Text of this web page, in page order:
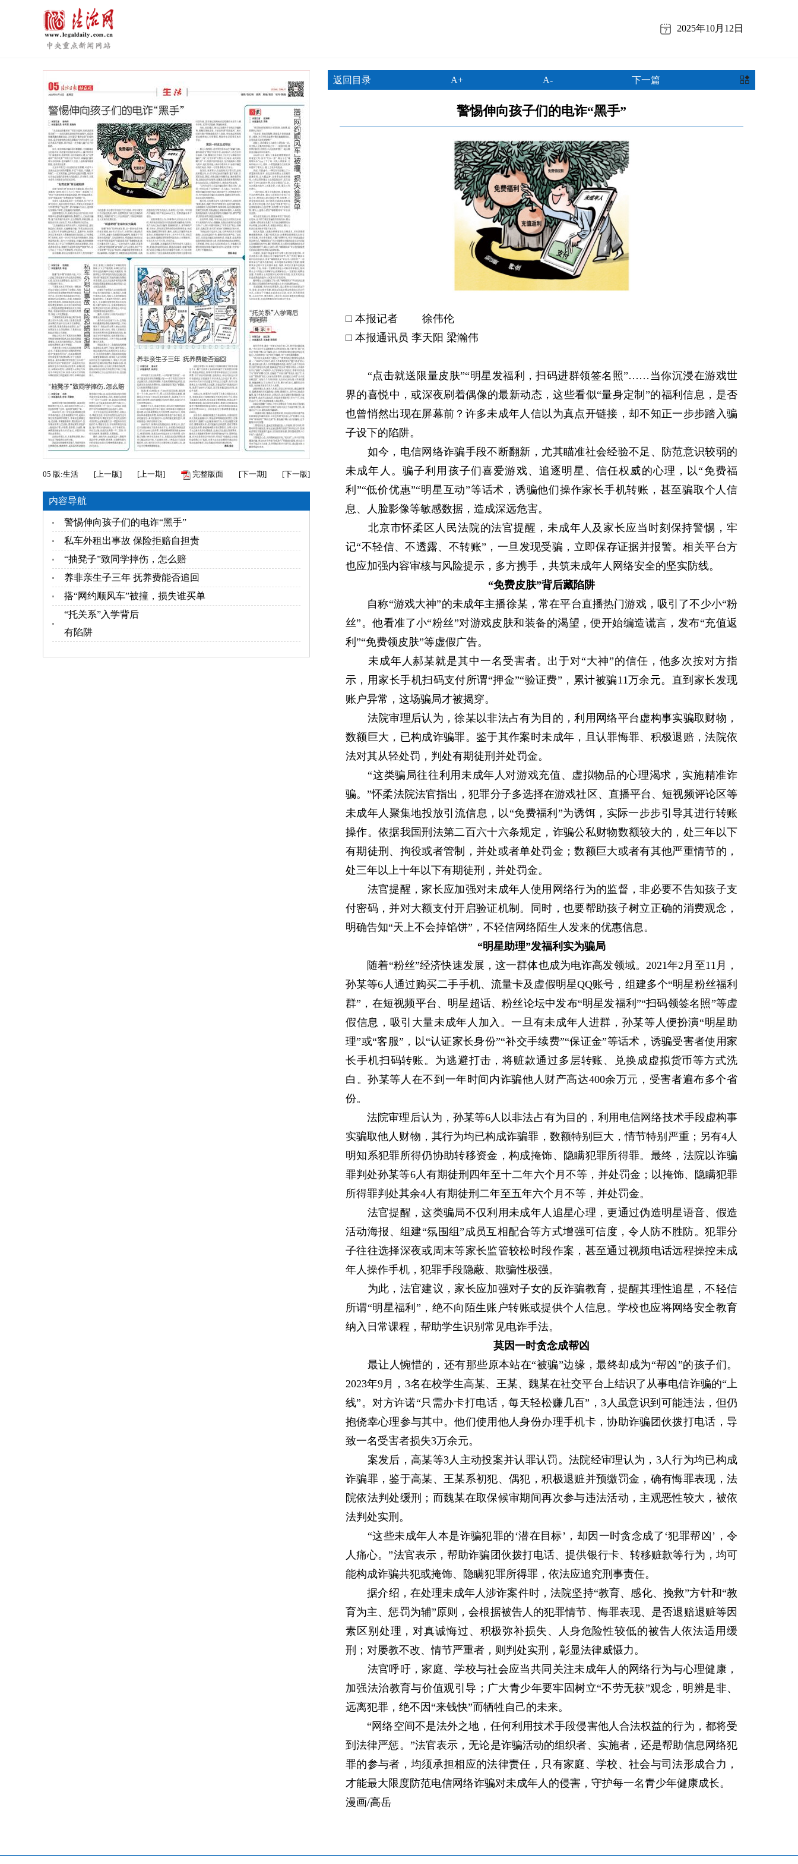
2025年10月12日
05 版:生活 [上一版] [上一期] 完整版面 [下一期] [下一版]
内容导航
警惕伸向孩子们的电诈“黑手”
私车外租出事故 保险拒赔自担责
“抽凳子”致同学摔伤，怎么赔
养非亲生子三年 抚养费能否追回
搭“网约顺风车”被撞，损失谁买单
“托关系”入学背后
有陷阱
返回目录 A+ A- 下一篇
警惕伸向孩子们的电诈“黑手”
□ 本报记者 徐伟伦
□ 本报通讯员 李天阳 梁瀚伟
“点击就送限量皮肤”“明星发福利，扫码进群领签名照”……当你沉浸在游戏世
界的喜悦中，或深夜刷着偶像的最新动态，这些看似“量身定制”的福利信息，是否
也曾悄然出现在屏幕前？许多未成年人信以为真点开链接，却不知正一步步踏入骗
子设下的陷阱。
如今，电信网络诈骗手段不断翻新，尤其瞄准社会经验不足、防范意识较弱的
未成年人。骗子利用孩子们喜爱游戏、追逐明星、信任权威的心理，以“免费福
利”“低价优惠”“明星互动”等话术，诱骗他们操作家长手机转账，甚至骗取个人信
息、人脸影像等敏感数据，造成深远危害。
北京市怀柔区人民法院的法官提醒，未成年人及家长应当时刻保持警惕，牢
记“不轻信、不透露、不转账”，一旦发现受骗，立即保存证据并报警。相关平台方
也应加强内容审核与风险提示，多方携手，共筑未成年人网络安全的坚实防线。
“免费皮肤”背后藏陷阱
自称“游戏大神”的未成年主播徐某，常在平台直播热门游戏，吸引了不少小“粉
丝”。他看准了小“粉丝”对游戏皮肤和装备的渴望，便开始编造谎言，发布“充值返
利”“免费领皮肤”等虚假广告。
未成年人郝某就是其中一名受害者。出于对“大神”的信任，他多次按对方指
示，用家长手机扫码支付所谓“押金”“验证费”，累计被骗11万余元。直到家长发现
账户异常，这场骗局才被揭穿。
法院审理后认为，徐某以非法占有为目的，利用网络平台虚构事实骗取财物，
数额巨大，已构成诈骗罪。鉴于其作案时未成年，且认罪悔罪、积极退赔，法院依
法对其从轻处罚，判处有期徒刑并处罚金。
“这类骗局往往利用未成年人对游戏充值、虚拟物品的心理渴求，实施精准诈
骗。”怀柔法院法官指出，犯罪分子多选择在游戏社区、直播平台、短视频评论区等
未成年人聚集地投放引流信息，以“免费福利”为诱饵，实际一步步引导其进行转账
操作。依据我国刑法第二百六十六条规定，诈骗公私财物数额较大的，处三年以下
有期徒刑、拘役或者管制，并处或者单处罚金；数额巨大或者有其他严重情节的，
处三年以上十年以下有期徒刑，并处罚金。
法官提醒，家长应加强对未成年人使用网络行为的监督，非必要不告知孩子支
付密码，并对大额支付开启验证机制。同时，也要帮助孩子树立正确的消费观念，
明确告知“天上不会掉馅饼”，不轻信网络陌生人发来的优惠信息。
“明星助理”发福利实为骗局
随着“粉丝”经济快速发展，这一群体也成为电诈高发领域。2021年2月至11月，
孙某等6人通过购买二手手机、流量卡及虚假明星QQ账号，组建多个“明星粉丝福利
群”，在短视频平台、明星超话、粉丝论坛中发布“明星发福利”“扫码领签名照”等虚
假信息，吸引大量未成年人加入。一旦有未成年人进群，孙某等人便扮演“明星助
理”或“客服”，以“认证家长身份”“补交手续费”“保证金”等话术，诱骗受害者使用家
长手机扫码转账。为逃避打击，将赃款通过多层转账、兑换成虚拟货币等方式洗
白。孙某等人在不到一年时间内诈骗他人财产高达400余万元，受害者遍布多个省
份。
法院审理后认为，孙某等6人以非法占有为目的，利用电信网络技术手段虚构事
实骗取他人财物，其行为均已构成诈骗罪，数额特别巨大，情节特别严重；另有4人
明知系犯罪所得仍协助转移资金，构成掩饰、隐瞒犯罪所得罪。最终，法院以诈骗
罪判处孙某等6人有期徒刑四年至十二年六个月不等，并处罚金；以掩饰、隐瞒犯罪
所得罪判处其余4人有期徒刑二年至五年六个月不等，并处罚金。
法官提醒，这类骗局不仅利用未成年人追星心理，更通过伪造明星语音、假造
活动海报、组建“氛围组”成员互相配合等方式增强可信度，令人防不胜防。犯罪分
子往往选择深夜或周末等家长监管较松时段作案，甚至通过视频电话远程操控未成
年人操作手机，犯罪手段隐蔽、欺骗性极强。
为此，法官建议，家长应加强对子女的反诈骗教育，提醒其理性追星，不轻信
所谓“明星福利”，绝不向陌生账户转账或提供个人信息。学校也应将网络安全教育
纳入日常课程，帮助学生识别常见电诈手法。
莫因一时贪念成帮凶
最让人惋惜的，还有那些原本站在“被骗”边缘，最终却成为“帮凶”的孩子们。
2023年9月，3名在校学生高某、王某、魏某在社交平台上结识了从事电信诈骗的“上
线”。对方许诺“只需办卡打电话，每天轻松赚几百”，3人虽意识到可能违法，但仍
抱侥幸心理参与其中。他们使用他人身份办理手机卡，协助诈骗团伙拨打电话，导
致一名受害者损失3万余元。
案发后，高某等3人主动投案并认罪认罚。法院经审理认为，3人行为均已构成
诈骗罪，鉴于高某、王某系初犯、偶犯，积极退赃并预缴罚金，确有悔罪表现，法
院依法判处缓刑；而魏某在取保候审期间再次参与违法活动，主观恶性较大，被依
法判处实刑。
“这些未成年人本是诈骗犯罪的‘潜在目标’，却因一时贪念成了‘犯罪帮凶’，令
人痛心。”法官表示，帮助诈骗团伙拨打电话、提供银行卡、转移赃款等行为，均可
能构成诈骗共犯或掩饰、隐瞒犯罪所得罪，依法应追究刑事责任。
据介绍，在处理未成年人涉诈案件时，法院坚持“教育、感化、挽救”方针和“教
育为主、惩罚为辅”原则，会根据被告人的犯罪情节、悔罪表现、是否退赔退赃等因
素区别处理，对真诚悔过、积极弥补损失、人身危险性较低的被告人依法适用缓
刑；对屡教不改、情节严重者，则判处实刑，彰显法律威慑力。
法官呼吁，家庭、学校与社会应当共同关注未成年人的网络行为与心理健康，
加强法治教育与价值观引导；广大青少年要牢固树立“不劳无获”观念，明辨是非、
远离犯罪，绝不因“来钱快”而牺牲自己的未来。
“网络空间不是法外之地，任何利用技术手段侵害他人合法权益的行为，都将受
到法律严惩。”法官表示，无论是诈骗活动的组织者、实施者，还是帮助信息网络犯
罪的参与者，均须承担相应的法律责任，只有家庭、学校、社会与司法形成合力，
才能最大限度防范电信网络诈骗对未成年人的侵害，守护每一名青少年健康成长。
漫画/高岳